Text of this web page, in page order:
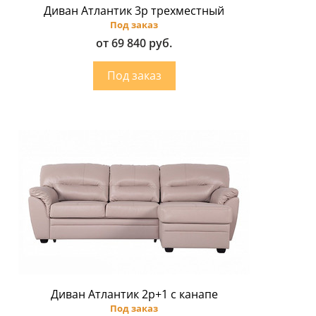
Диван Атлантик 3p трехместный
Под заказ
от 69 840 руб.
Диван Атлантик 2p+1 с канапе
Под заказ